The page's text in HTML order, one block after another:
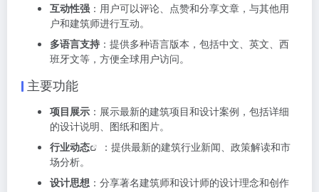
互动性强 ：用户可以评论、点赞和分享文章，与其他用
户和建筑师进行互动。
多语言支持 ：提供多种语言版本，包括中文、英文、西
班牙文等，方便全球用户访问。
主要功能
项目展示 ：展示最新的建筑项目和设计案例，包括详细
的设计说明、图纸和图片。
行业动态
：提供最新的建筑行业新闻、政策解读和市
场分析。
设计思想 ：分享著名建筑师和设计师的设计理念和创作